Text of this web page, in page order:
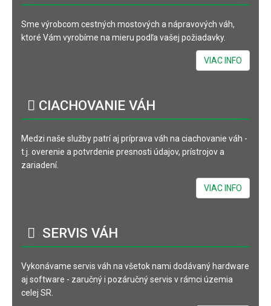
Sme výrobcom cestných mostových a nápravových váh,
ktoré Vám vyrobíme na mieru podľa vašej požiadavky.
VIAC INFO
CIACHOVANIE VÁH
Medzi naše služby patrí aj príprava váh na ciachovanie váh -
t.j. overenie a potvrdenie presnosti údajov, prístrojov a
zariadení.
VIAC INFO
SERVIS VÁH
Vykonávame servis váh na všetok nami dodávaný hardware
aj software - zaručný i pozáručný servis v rámci územia
celej SR.